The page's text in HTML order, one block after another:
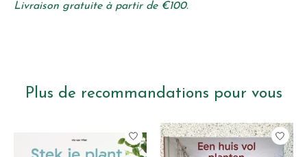
Livraison gratuite à partir de €100.
Plus de recommandations pour vous
Articles du carrousel de produits